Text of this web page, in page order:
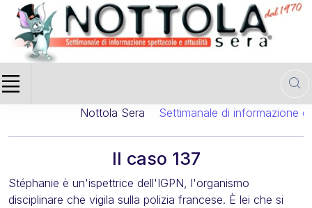
Nottola Sera Settimanale di informazione
Il caso 137
Stéphanie è un'ispettrice dell'IGPN, l'organismo
disciplinare che vigila sulla polizia francese. È lei che si